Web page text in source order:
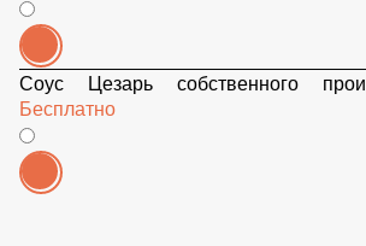
Соус Цезарь собственного
Бесплатно